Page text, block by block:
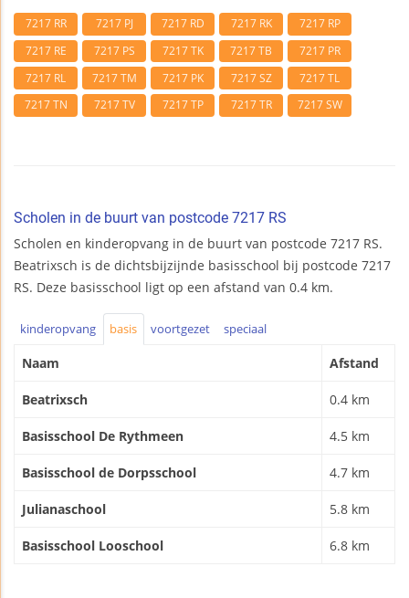
7217 RR 7217 PJ 7217 RD 7217 RK
7217 RP
7217 RE
7217 PS 7217 TK 7217 TB
7217 PR
7217 RL
7217 TM 7217 PK 7217 SZ
7217 TL
7217 TN
7217 TV 7217 TP 7217 TR 7217 SW
Scholen in de buurt van postcode 7217 RS
Scholen en kinderopvang in de buurt van postcode 7217 RS.
Beatrixsch is de dichtsbijzijnde basisschool bij postcode 7217
RS. Deze basisschool ligt op een afstand van 0.4 km.
kinderopvang basis voortgezet speciaal
Naam Afstand
Beatrixsch 0.4 km
Basisschool De Rythmeen 4.5 km
Basisschool de Dorpsschool 4.7 km
Julianaschool 5.8 km
Basisschool Looschool 6.8 km